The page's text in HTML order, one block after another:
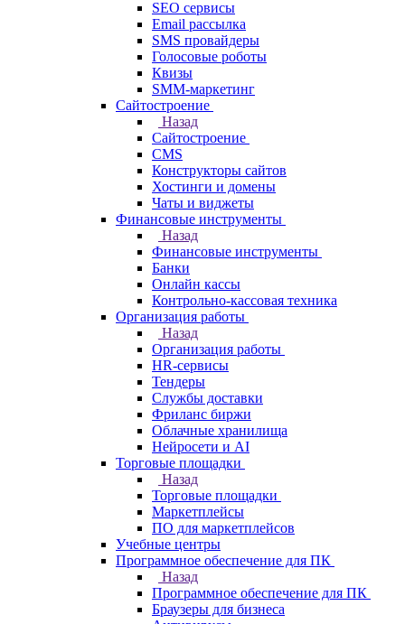
SEO сервисы
Email расcылка
SMS провайдеры
Голосовые роботы
Квизы
SMM-маркетинг
Сайтостроение
Назад
Сайтостроение
CMS
Конструкторы сайтов
Хостинги и домены
Чаты и виджеты
Финансовые инструменты
Назад
Финансовые инструменты
Банки
Онлайн кассы
Контрольно-кассовая техника
Организация работы
Назад
Организация работы
HR-сервисы
Тендеры
Службы доставки
Фриланс биржи
Облачные хранилища
Нейросети и AI
Торговые площадки
Назад
Торговые площадки
Маркетплейсы
ПО для маркетплейсов
Учебные центры
Программное обеспечение для ПК
Назад
Программное обеспечение для ПК
Браузеры для бизнеса